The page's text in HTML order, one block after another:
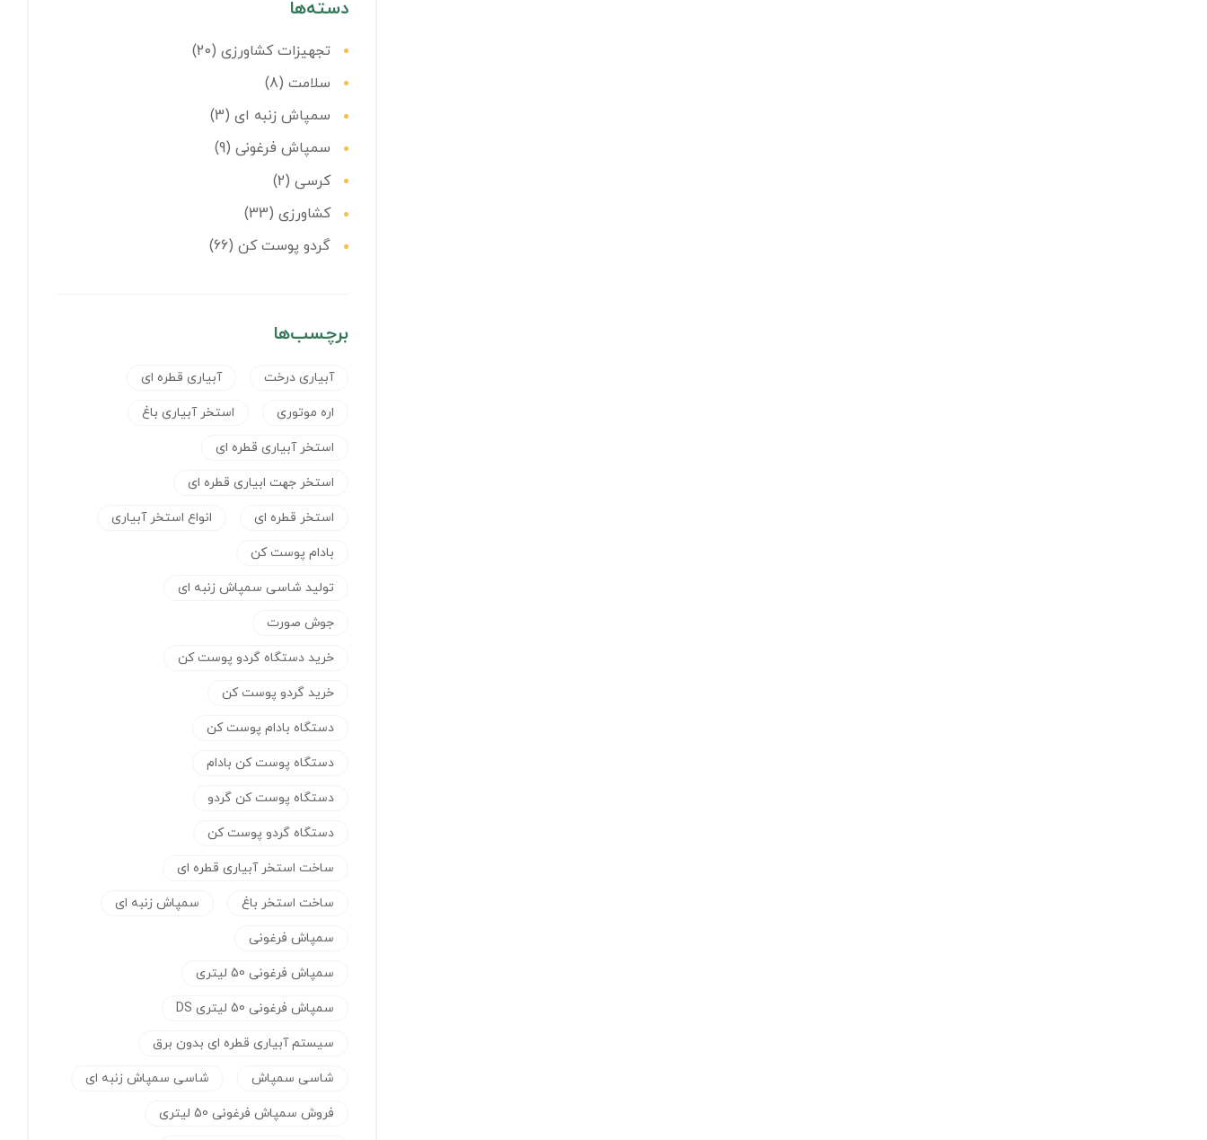
دسته‌ها
تجهیزات کشاورزی (20)
سلامت (8)
سمپاش زنبه ای (3)
سمپاش فرغونی (9)
کرسی (2)
کشاورزی (33)
گردو پوست کن (66)
برچسب‌ها
آبیاری درخت آبیاری قطره ای
اره موتوری استخر آبیاری باغ
استخر آبیاری قطره ای
استخر جهت ابیاری قطره ای
استخر قطره ای انواع استخر آبیاری
بادام پوست کن
تولید شاسی سمپاش زنبه ای
جوش صورت
خرید دستگاه گردو پوست کن
خرید گردو پوست کن
دستگاه بادام پوست کن
دستگاه پوست کن بادام
دستگاه پوست کن گردو
دستگاه گردو پوست کن
ساخت استخر آبیاری قطره ای
ساخت استخر باغ سمپاش زنبه ای
سمپاش فرغونی
سمپاش فرغونی 50 لیتری
سمپاش فرغونی 50 لیتری DS
سیستم آبیاری قطره ای بدون برق
شاسی سمپاش شاسی سمپاش زنبه ای
فروش سمپاش فرغونی 50 لیتری